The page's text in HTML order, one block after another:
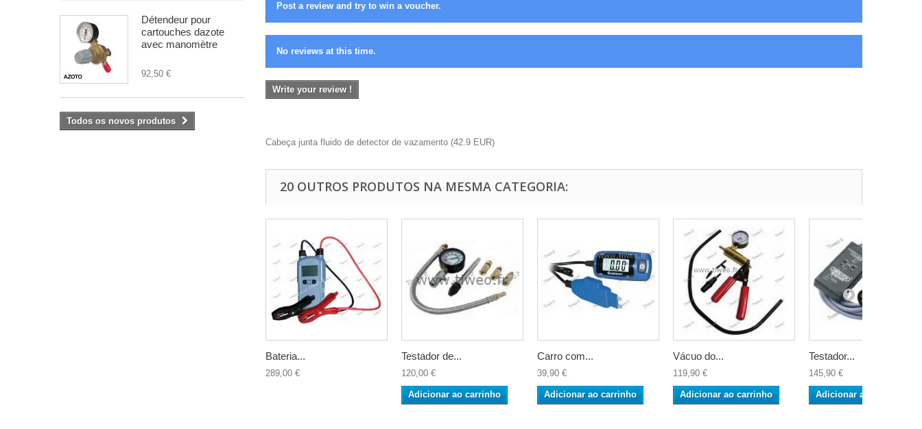
Détendeur pour
cartouches dazote
avec manomètre
92,50 €
Todos os novos produtos
Post a review and try to win a voucher.
No reviews at this time.
Write your review !
Cabeça junta fluido de detector de vazamento (42.9 EUR)
20 OUTROS PRODUTOS NA MESMA CATEGORIA:
Bateria...
289,00 €
Testador de...
120,00 €
Adicionar ao carrinho
Carro com...
39,90 €
Adicionar ao carrinho
Vácuo do...
119,90 €
Adicionar ao carrinho
Testador...
145,90 €
Adicionar ao carrinho